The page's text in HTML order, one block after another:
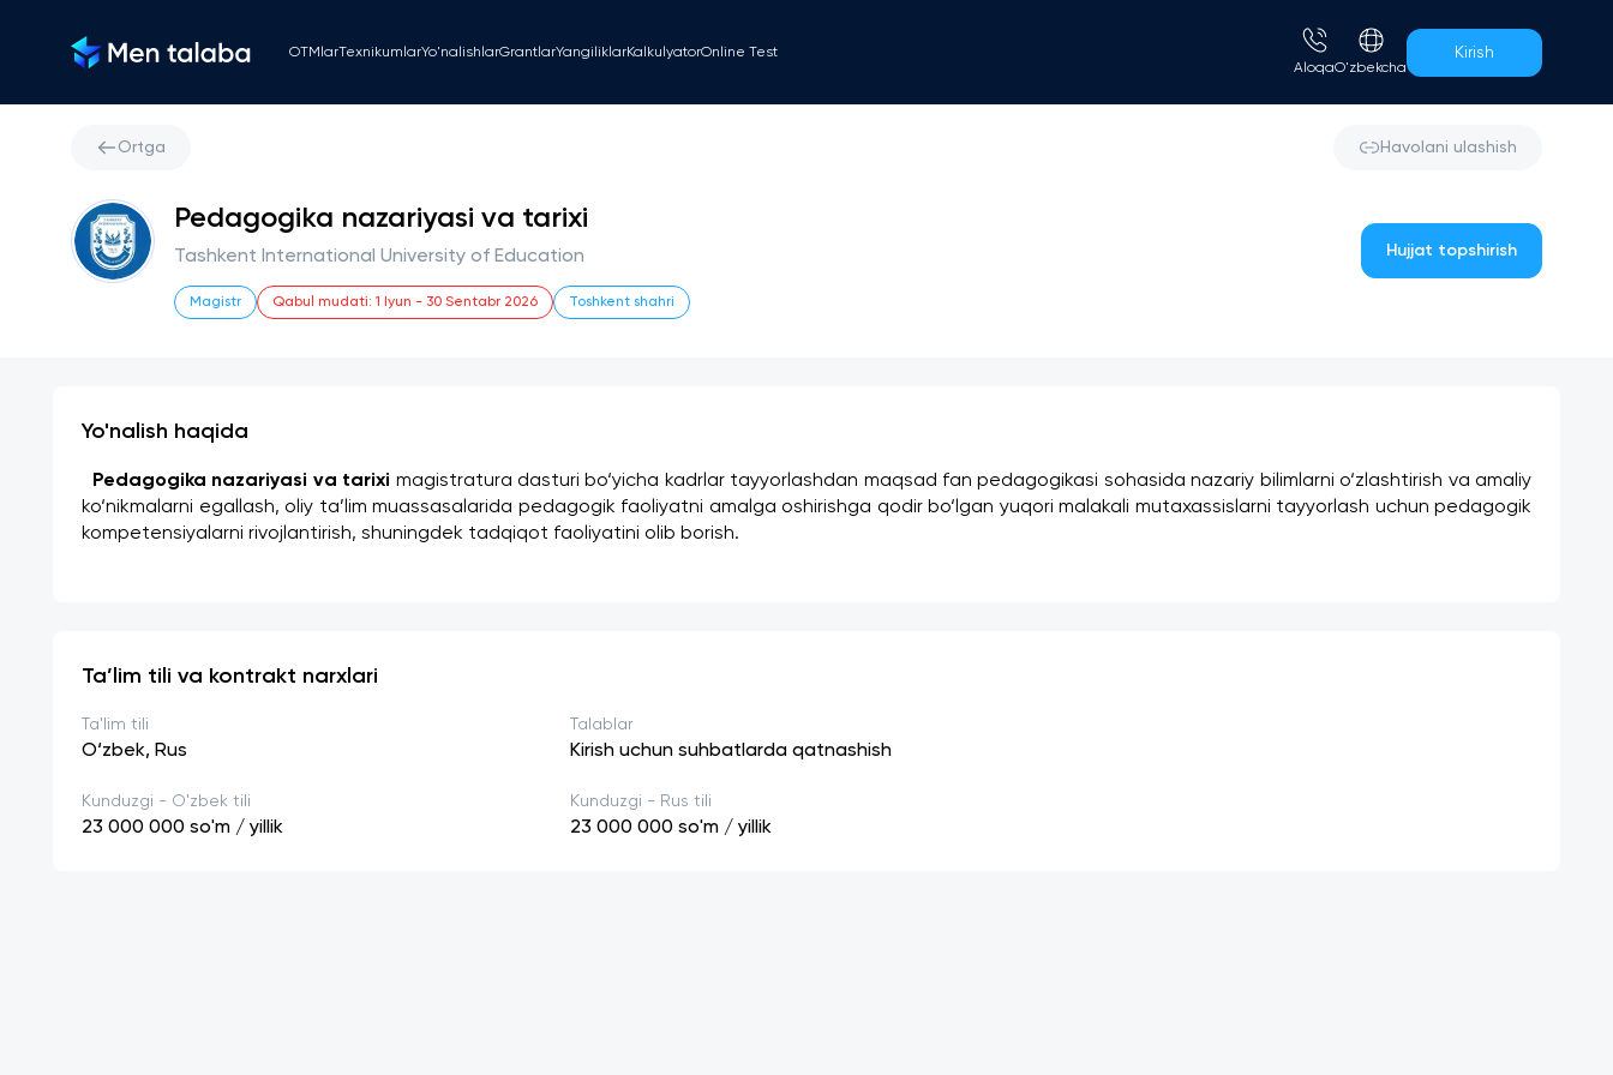
OTMlarTexnikumlarYo'nalishlarGrantlarYangiliklarKalkulyatorOnline Test
AloqaO'zbekcha
Kirish
Ortga Havolani ulashish
Hujjat topshirish
Pedagogika nazariyasi va tarixi
Tashkent International University of Education
Magistr Qabul mudati: 1 Iyun - 30 Sentabr 2026 Toshkent shahri
Yo'nalish haqida
Pedagogika nazariyasi va tarixi magistratura dasturi bo‘yicha kadrlar tayyorlashdan maqsad fan pedagogikasi sohasida nazariy bilimlarni o‘zlashtirish va amaliy
ko‘nikmalarni egallash, oliy ta’lim muassasalarida pedagogik faoliyatni amalga oshirishga qodir bo‘lgan yuqori malakali mutaxassislarni tayyorlash uchun pedagogik
kompetensiyalarni rivojlantirish, shuningdek tadqiqot faoliyatini olib borish.
Ta’lim tili va kontrakt narxlari
Ta'lim tili
O‘zbek, Rus
Talablar
Kirish uchun suhbatlarda qatnashish
Kunduzgi - O'zbek tili
23 000 000 so'm / yillik
Kunduzgi - Rus tili
23 000 000 so'm / yillik